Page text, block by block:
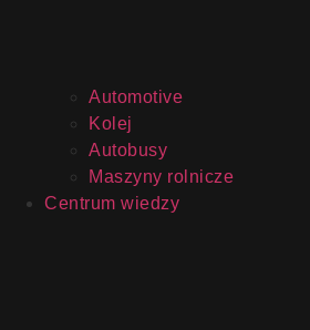
Automotive
Kolej
Autobusy
Maszyny rolnicze
Centrum wiedzy